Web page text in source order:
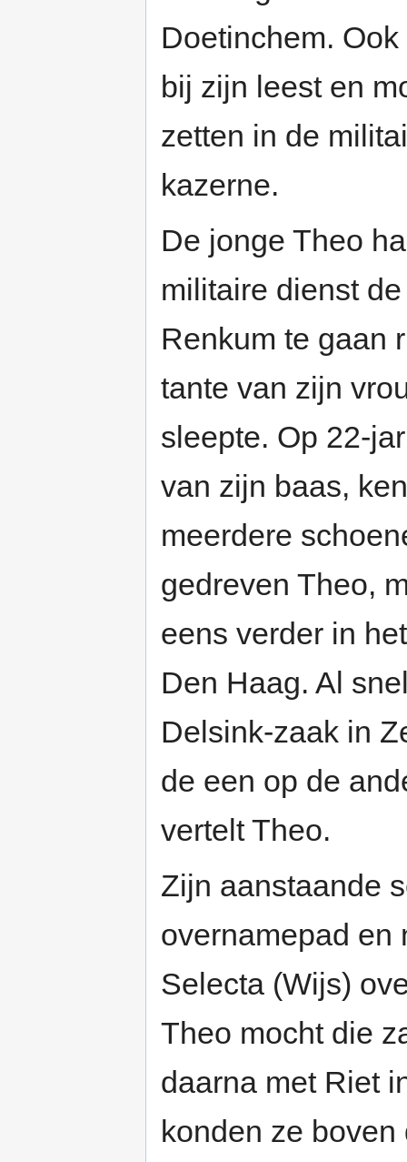
Doetinchem.
bij zijn leest en
zetten in de
kazerne.
De jonge Theo
militaire dienst
Renkum te gaan
tante van zijn
sleepte. Op 22-
van zijn baas,
meerdere
gedreven Theo,
eens verder in
Den Haag. Al
Delsink-zaak in
de een op de
vertelt Theo.
Zijn aanstaande
overnamepad en
Selecta (Wijs)
Theo mocht die
daarna met Riet
konden ze